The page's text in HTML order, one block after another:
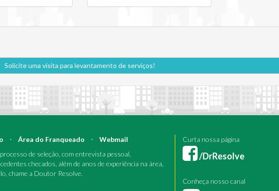
Solicite uma visita para levantamento de serviços!
⋅ Área do Franqueado ⋅
Webmail
de seleção, com entrevista pessoal,
checados, além de anos de experiência na área,
chame a Doutor Resolve.
Curta nossa página
/DrResolve
Conheça nosso canal